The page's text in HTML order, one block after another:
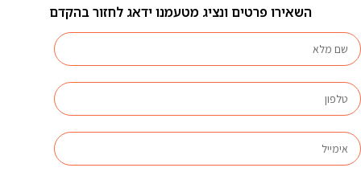
השאירו פרטים ונציג מטעמנו ידאג לחזור בהקדם